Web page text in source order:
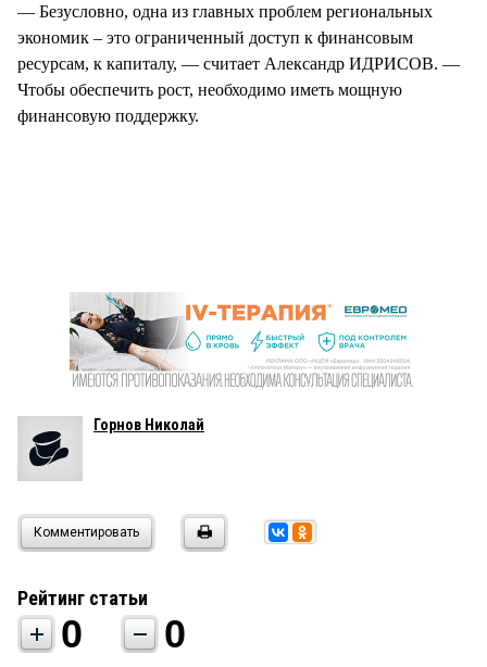
— Безусловно, одна из главных проблем региональных
экономик – это ограниченный доступ к финансовым
ресурсам, к капиталу, — считает Александр ИДРИСОВ. —
Чтобы обеспечить рост, необходимо иметь мощную
финансовую поддержку.
Горнов Николай
Комментировать
Рейтинг статьи
0 0